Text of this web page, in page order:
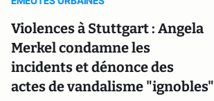
Violences à Stuttgart : Angela
Merkel condamne les
incidents et dénonce des
actes de vandalisme "ignobles"